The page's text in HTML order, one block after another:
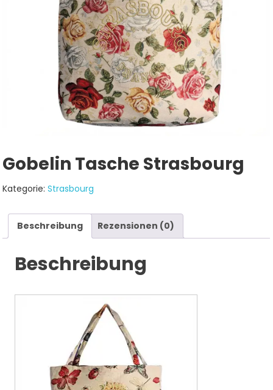
Gobelin Tasche Strasbourg
Kategorie:Strasbourg
Beschreibung Rezensionen (0)
Beschreibung